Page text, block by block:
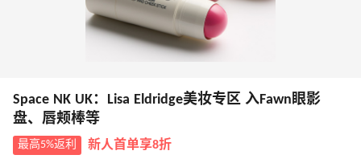
Space NK UK：Lisa Eldridge美妆专区 入Fawn眼影
盘、唇颊棒等
最高5%返利 新人首单享8折